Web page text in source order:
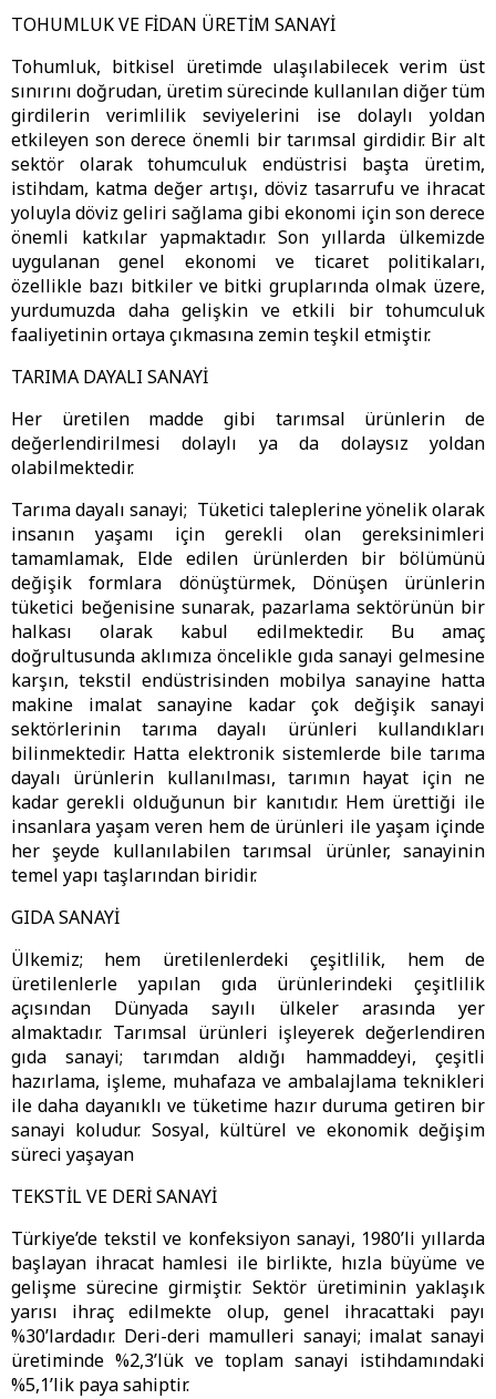
TOHUMLUK VE FİDAN ÜRETİM SANAYİ
Tohumluk, bitkisel üretimde ulaşılabilecek verim üst
sınırını doğrudan, üretim sürecinde kullanılan diğer tüm
girdilerin verimlilik seviyelerini ise dolaylı yoldan
etkileyen son derece önemli bir tarımsal girdidir. Bir alt
sektör olarak tohumculuk endüstrisi başta üretim,
istihdam, katma değer artışı, döviz tasarrufu ve ihracat
yoluyla döviz geliri sağlama gibi ekonomi için son derece
önemli katkılar yapmaktadır. Son yıllarda ülkemizde
uygulanan genel ekonomi ve ticaret politikaları,
özellikle bazı bitkiler ve bitki gruplarında olmak üzere,
yurdumuzda daha gelişkin ve etkili bir tohumculuk
faaliyetinin ortaya çıkmasına zemin teşkil etmiştir.
TARIMA DAYALI SANAYİ
Her üretilen madde gibi tarımsal ürünlerin de
değerlendirilmesi dolaylı ya da dolaysız yoldan
olabilmektedir.
Tarıma dayalı sanayi; Tüketici taleplerine yönelik olarak
insanın yaşamı için gerekli olan gereksinimleri
tamamlamak, Elde edilen ürünlerden bir bölümünü
değişik formlara dönüştürmek, Dönüşen ürünlerin
tüketici beğenisine sunarak, pazarlama sektörünün bir
halkası olarak kabul edilmektedir. Bu amaç
doğrultusunda aklımıza öncelikle gıda sanayi gelmesine
karşın, tekstil endüstrisinden mobilya sanayine hatta
makine imalat sanayine kadar çok değişik sanayi
sektörlerinin tarıma dayalı ürünleri kullandıkları
bilinmektedir. Hatta elektronik sistemlerde bile tarıma
dayalı ürünlerin kullanılması, tarımın hayat için ne
kadar gerekli olduğunun bir kanıtıdır. Hem ürettiği ile
insanlara yaşam veren hem de ürünleri ile yaşam içinde
her şeyde kullanılabilen tarımsal ürünler, sanayinin
temel yapı taşlarından biridir.
GIDA SANAYİ
Ülkemiz; hem üretilenlerdeki çeşitlilik, hem de
üretilenlerle yapılan gıda ürünlerindeki çeşitlilik
açısından Dünyada sayılı ülkeler arasında yer
almaktadır. Tarımsal ürünleri işleyerek değerlendiren
gıda sanayi; tarımdan aldığı hammaddeyi, çeşitli
hazırlama, işleme, muhafaza ve ambalajlama teknikleri
ile daha dayanıklı ve tüketime hazır duruma getiren bir
sanayi koludur. Sosyal, kültürel ve ekonomik değişim
süreci yaşayan
TEKSTİL VE DERİ SANAYİ
Türkiye’de tekstil ve konfeksiyon sanayi, 1980’li yıllarda
başlayan ihracat hamlesi ile birlikte, hızla büyüme ve
gelişme sürecine girmiştir. Sektör üretiminin yaklaşık
yarısı ihraç edilmekte olup, genel ihracattaki payı
%30’lardadır. Deri-deri mamulleri sanayi; imalat sanayi
üretiminde %2,3’lük ve toplam sanayi istihdamındaki
%5,1’lik paya sahiptir.